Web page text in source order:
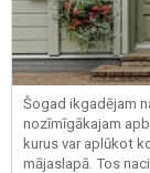
Šogad ikgadējam
nozīmīgākajam
kurus var aplūkot
mājaslapā. Tos